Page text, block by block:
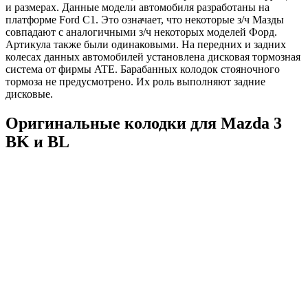
и размерах. Данные модели автомобиля разработаны на
платформе Ford C1. Это означает, что некоторые з/ч Мазды
совпадают с аналогичными з/ч некоторых моделей Форд.
Артикула также были одинаковыми. На передних и задних
колесах данных автомобилей установлена дисковая тормозная
система от фирмы ATE. Барабанных колодок стояночного
тормоза не предусмотрено. Их роль выполняют задние
дисковые.
Оригинальные колодки для Mazda 3
BK и BL